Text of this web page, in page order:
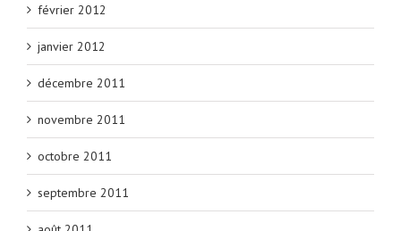
février 2012
janvier 2012
décembre 2011
novembre 2011
octobre 2011
septembre 2011